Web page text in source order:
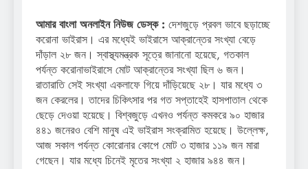
আমার বাংলা অনলাইন নিউজ ডেস্ক : দেশজুড়ে প্রবল ভাবে ছড়াচ্ছে
করোনা ভাইরাস। এর মধ্যেই ভাইরাসে আক্রান্তের সংখ্যা বেড়ে
দাঁড়াল ২৮ জন। স্বাস্থ্যমন্ত্রক সূত্রে জানানো হয়েছে, গতকাল
পর্যন্ত করোনাভাইরাসে মোট আক্রান্তের সংখ্যা ছিল ৬ জন।
রাতারাতি সেই সংখ্যা একলাফে গিয়ে দাঁড়িয়েছে ২৮। যার মধ্যে ৩
জন কেরলের। তাদের চিকিৎসার পর গত সপ্তাহেই হাসপাতাল থেকে
ছেড়ে দেওয়া হয়েছে। বিশ্বজুড়ে এখনও পর্যন্ত কমকরে ৯০ হাজার
৪৪১ জনেরও বেশি মানুষ এই ভাইরাস সংক্রামিত হয়েছে। উল্লেক্ষ,
আজ সকাল পর্যন্ত কোরোনার কোপে মোট ৩ হাজার ১১৯ জন মারা
গেছেন। যার মধ্যে চিনেই মৃতের সংখ্যা ২ হাজার ৯৪৪ জন।